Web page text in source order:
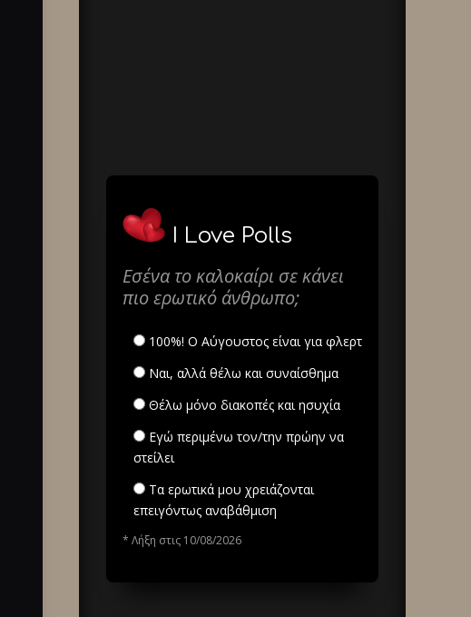
I Love Polls
Εσένα το καλοκαίρι σε κάνει
πιο ερωτικό άνθρωπο;
100%! Ο Αύγουστος είναι για φλερτ
Ναι, αλλά θέλω και συναίσθημα
Θέλω μόνο διακοπές και ησυχία
Εγώ περιμένω τον/την πρώην να
στείλει
Τα ερωτικά μου χρειάζονται
επειγόντως αναβάθμιση
* Λήξη στις 10/08/2026